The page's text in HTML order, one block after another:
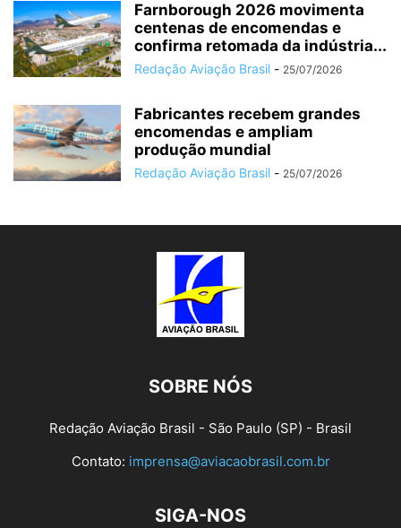
Farnborough 2026 movimenta
centenas de encomendas e
confirma retomada da indústria...
Redação Aviação Brasil - 25/07/2026
Fabricantes recebem grandes
encomendas e ampliam
produção mundial
Redação Aviação Brasil - 25/07/2026
SOBRE NÓS
Redação Aviação Brasil - São Paulo (SP) - Brasil
Contato: imprensa@aviacaobrasil.com.br
SIGA-NOS